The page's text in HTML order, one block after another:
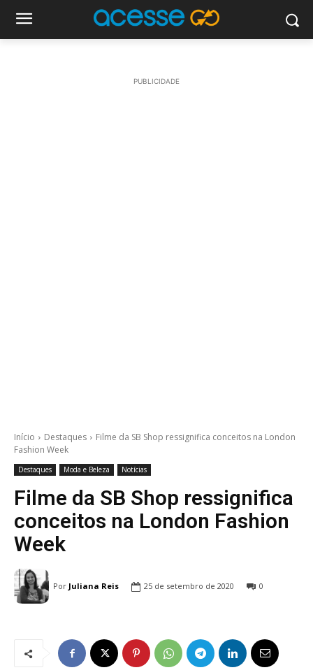
PUBLICIDADE
Início Destaques
Filme da SB Shop ressignifica conceitos na London
Fashion Week
Destaques Moda e Beleza Notícias
Filme da SB Shop ressignifica
conceitos na London Fashion
Week
Por Juliana Reis 25 de setembro de 2020 0